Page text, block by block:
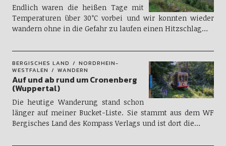
Endlich waren die heißen Tage mit
Temperaturen über 30°C vorbei und wir konnten wieder
wandern ohne in die Gefahr zu laufen einen Hitzschlag…
BERGISCHES LAND
NORDRHEIN-
WESTFALEN
WANDERN
Auf und ab rund um Cronenberg
(Wuppertal)
Die heutige Wanderung stand schon
länger auf meiner Bucket-Liste. Sie stammt aus dem WF
Bergisches Land des Kompass Verlags und ist dort die…